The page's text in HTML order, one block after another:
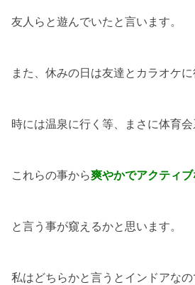
友人らと遊んでいたと言います。
また、休みの日は友達とカラオケに
時には温泉に行く等、まさに体育会
これらの事から爽やかでアクティ
と言う事が窺えるかと思います。
私はどちらかと言うとインドアな